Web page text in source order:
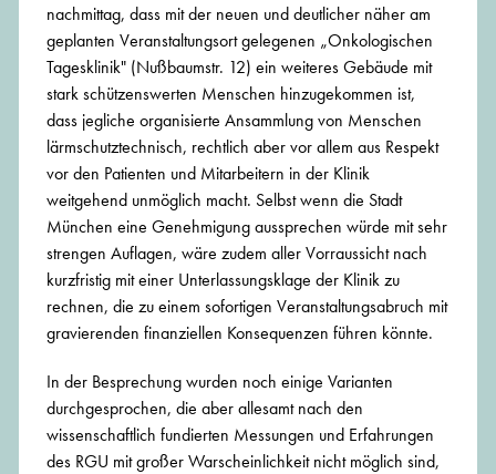
nachmittag, dass mit der neuen und deutlicher näher am
geplanten Veranstaltungsort gelegenen „Onkologischen
Tagesklinik" (Nußbaumstr. 12) ein weiteres Gebäude mit
stark schützenswerten Menschen hinzugekommen ist,
dass jegliche organisierte Ansammlung von Menschen
lärmschutztechnisch, rechtlich aber vor allem aus Respekt
vor den Patienten und Mitarbeitern in der Klinik
weitgehend unmöglich macht. Selbst wenn die Stadt
München eine Genehmigung aussprechen würde mit sehr
strengen Auflagen, wäre zudem aller Vorraussicht nach
kurzfristig mit einer Unterlassungsklage der Klinik zu
rechnen, die zu einem sofortigen Veranstaltungsabruch mit
gravierenden finanziellen Konsequenzen führen könnte.
In der Besprechung wurden noch einige Varianten
durchgesprochen, die aber allesamt nach den
wissenschaftlich fundierten Messungen und Erfahrungen
des RGU mit großer Warscheinlichkeit nicht möglich sind,